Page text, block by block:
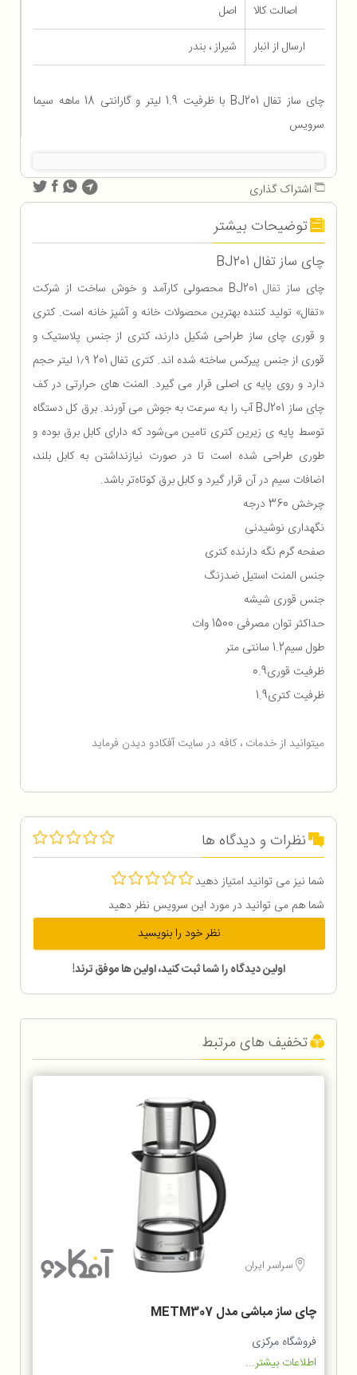
اصالت کالا
اصل
ارسال از انبار
شیراز ، بندر
چای ساز تفال BJ201 با ظرفیت 1.9 لیتر و گارانتی 18 ماهه سیما
سرویس
اشتراک گذاری
توضیحات بیشتر
چای ساز تفال BJ201
چای ساز تفال
BJ201 محصولی کارآمد و خوش ساخت از شرکت
«تفال» تولید کننده بهترین محصولات خانه و آشپز خانه است. کتری
و قوری چای ساز طراحی شکیل دارند، کتری از جنس پلاستیک و
قوری از جنس پیرکس ساخته شده اند. کتری تفال 201 ۱٫۹ لیتر حجم
دارد و روی پایه ی اصلی قرار می گیرد. المنت های حرارتی در کف
چای ساز BJ201 آب را به سرعت به جوش می آورند. برق کل دستگاه
توسط پایه ی زیرین کتری تامین می‌شود که دارای کابل برق بوده و
طوری طراحی‌ شده است تا در صورت نیازنداشتن به کابل بلند،
اضافات سیم در آن قرار گیرد و کابل برق کوتاه‌تر باشد.
چرخش 360 درجه
نگهداری نوشیدنی
صفحه گرم نگه دارنده کتری
جنس المنت استیل ضدزنگ
جنس قوری شیشه
حداکثر توان مصرفی 1500 وات
طول سیم1.2 سانتی متر
ظرفیت قوری0.9
ظرفیت کتری1.9
میتوانید از خدمات ، کافه در سایت آفکادو دیدن فرماید
نظرات و دیدگاه ها
شما نیز می توانید امتیاز دهید
شما هم می توانید در مورد این سرویس نظر دهید
نظر خود را بنویسید
اولین دیدگاه را شما ثبت کنید، اولین ها موفق ترند!
تخفیف های مرتبط
سراسر ایران
چای ساز مباشی مدل METM307
فروشگاه مرکزی
اطلاعات بیشتر...